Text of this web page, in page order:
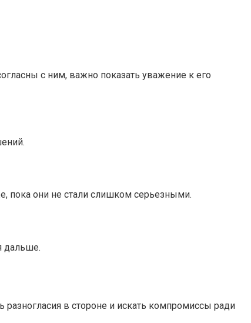
с ним, важно показать уважение к его
пока они не стали слишком серьезными.
дальше.
в стороне и искать компромиссы ради